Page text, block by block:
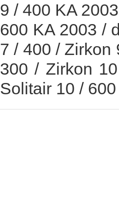
9 / 400 KA
600 KA 2003 /
7 / 400 / Zirkon
300 / Zirkon
Solitair 10 /